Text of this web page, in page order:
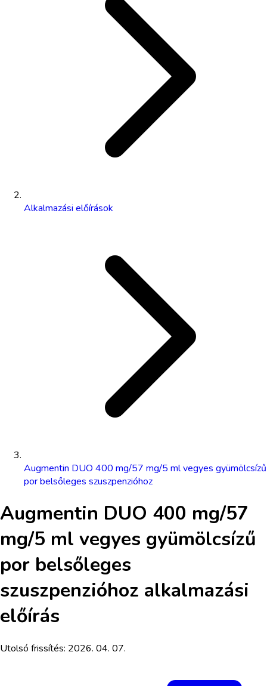
Alkalmazási előírások
Augmentin DUO 400 mg/57 mg/5 ml vegyes gyümölcsízű
por belsőleges szuszpenzióhoz
Augmentin DUO 400 mg/57
mg/5 ml vegyes gyümölcsízű
por belsőleges
szuszpenzióhoz alkalmazási
előírás
Utolsó frissítés: 2026. 04. 07.